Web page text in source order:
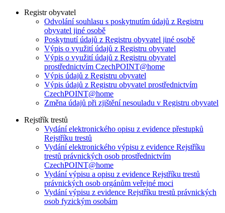
Registr obyvatel
Odvolání souhlasu s poskytnutím údajů z Registru
obyvatel jiné osobě
Poskytnutí údajů z Registru obyvatel jiné osobě
Výpis o využití údajů z Registru obyvatel
Výpis o využití údajů z Registru obyvatel
prostřednictvím CzechPOINT@home
Výpis údajů z Registru obyvatel
Výpis údajů z Registru obyvatel prostřednictvím
CzechPOINT@home
Změna údajů při zjištění nesouladu v Registru obyvatel
Rejstřík trestů
Vydání elektronického opisu z evidence přestupků
Rejstříku trestů
Vydání elektronického výpisu z evidence Rejstříku
trestů právnických osob prostřednictvím
CzechPOINT@home
Vydání výpisu a opisu z evidence Rejstříku trestů
právnických osob orgánům veřejné moci
Vydání výpisu z evidence Rejstříku trestů právnických
osob fyzickým osobám